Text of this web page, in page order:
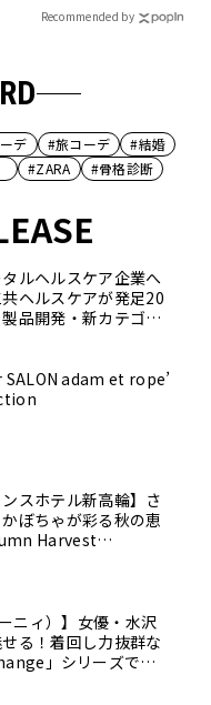
Recommended by
デ #旅コーデ
#結婚
#ZARA #骨格診断
ルヘルスケア企業へ
ヘルスケアが発足20
品開発・新カテゴリ
統合時のエピソード
adam et rope’
ンスホテル新高輪】さ
ぼちゃが彩る秋の恵
Harvest
開催
ニィ）】女優・水沢
る！着回し力抜群な
」シリーズでつ
イルを8/7(金)より